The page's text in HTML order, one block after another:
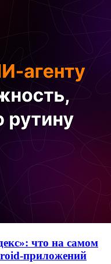
что на самом
приложений